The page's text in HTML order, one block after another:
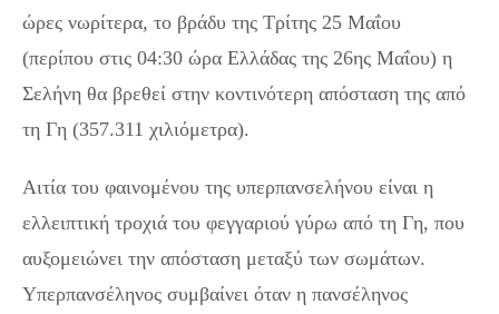
ώρες νωρίτερα, το βράδυ της Τρίτης 25 Μαΐου
(περίπου στις 04:30 ώρα Ελλάδας της 26ης Μαΐου) η
Σελήνη θα βρεθεί στην κοντινότερη απόσταση της από
τη Γη (357.311 χιλιόμετρα).
Αιτία του φαινομένου της υπερπανσελήνου είναι η
ελλειπτική τροχιά του φεγγαριού γύρω από τη Γη, που
αυξομειώνει την απόσταση μεταξύ των σωμάτων.
Υπερπανσέληνος συμβαίνει όταν η πανσέληνος